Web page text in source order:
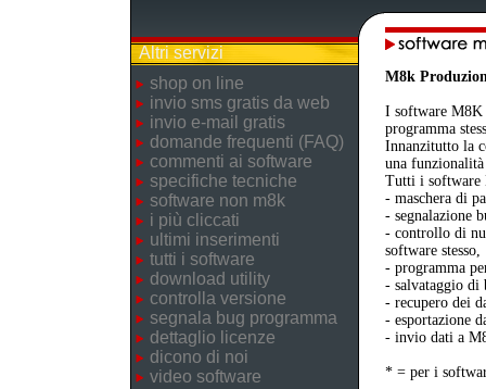
Altri servizi
shop on line
invio sms gratis da web
invio e-mail gratis
domande frequenti (FAQ)
commenti ai software
specifiche tecniche
software non m8k
i più cliccati
ultimi inserimenti
tutti i software
download utility
controlla versione
segnala bug programma
dettaglio licenze
dicono di noi
video software
M8k
I software M8K
programma
Innanzitutto la
una
Tutti i software
- maschera di
- segnalazione
- controllo di
software stesso,
- programma
- salvataggio di
- recupero dei
- esportazione
- invio dati a
* = per i